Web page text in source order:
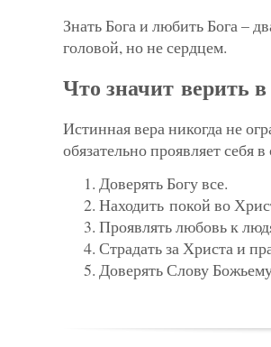
Знать Бога и любить Бога –
головой, но не сердцем.
Что значит верить
Истинная вера никогда не
обязательно проявляет себя
Доверять Богу все.
Находить покой во
Проявлять любовь к
Страдать за Христа и
Доверять Слову